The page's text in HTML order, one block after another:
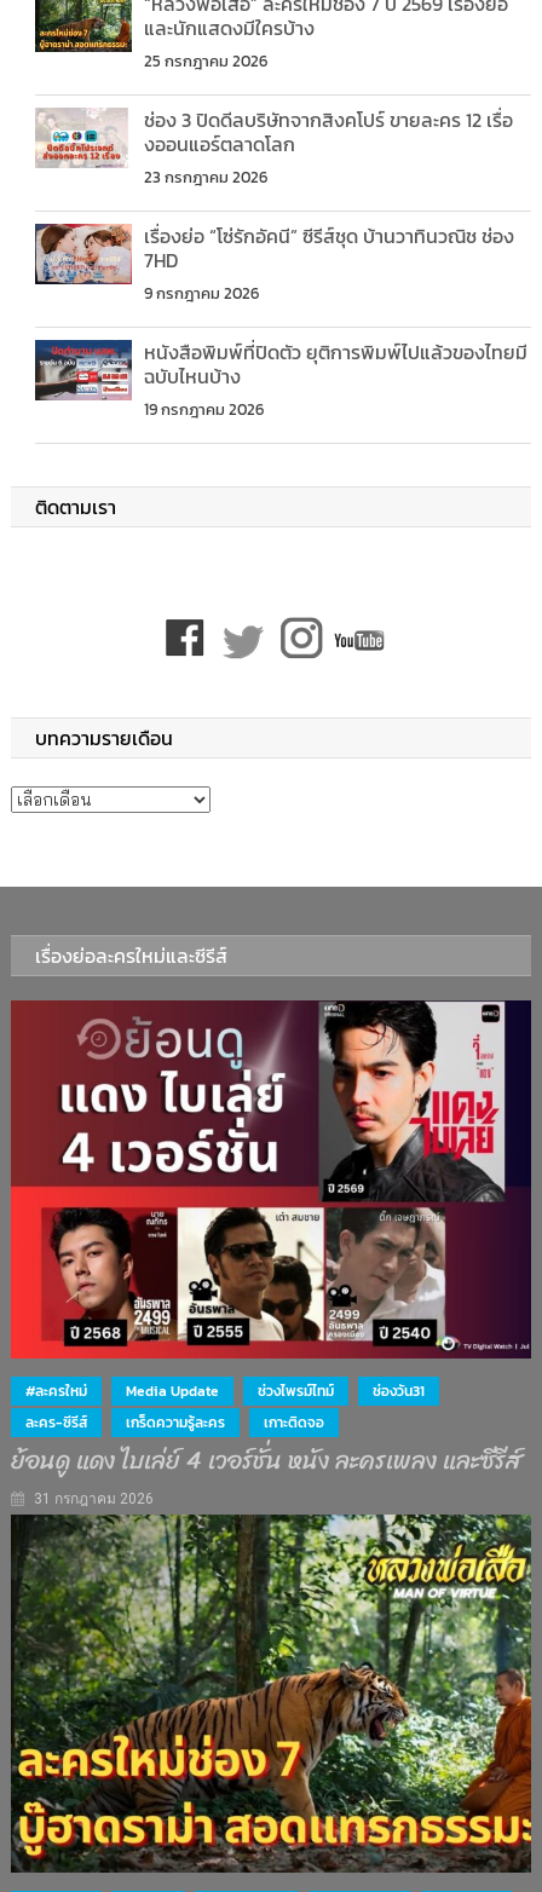
และนักแสดงมีใครบ้าง
25 กรกฎาคม 2026
ช่อง 3 ปิดดีลบริษัทจากสิงคโปร์ ขายละคร 12 เรื่อ
งออนแอร์ตลาดโลก
23 กรกฎาคม 2026
เรื่องย่อ “โซ่รักอัคนี” ซีรีส์ชุด บ้านวาทินวณิช ช่อง
7HD
9 กรกฎาคม 2026
หนังสือพิมพ์ที่ปิดตัว ยุติการพิมพ์ไปแล้วของไทยมี
ฉบับไหนบ้าง
19 กรกฎาคม 2026
ติดตามเรา
บทความรายเดือน
บทความรายเดือน
เรื่องย่อละครใหม่และซีรีส์
#ละครใหม่ Media Update ช่วงไพรม์ไทม์
ช่องวัน31
ละคร-ซีรีส์
เกร็ดความรู้ละคร เกาะติดจอ
ย้อนดู แดง ไบเล่ย์ 4 เวอร์ชั่น หนัง ละครเพลง และซีรีส์
31 กรกฎาคม 2026